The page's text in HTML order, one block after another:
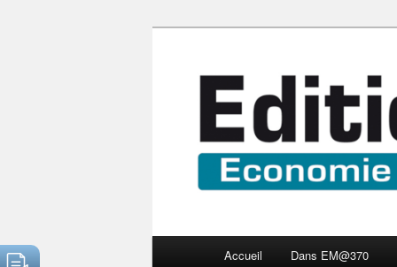
Edition
Accueil Dans EM@370